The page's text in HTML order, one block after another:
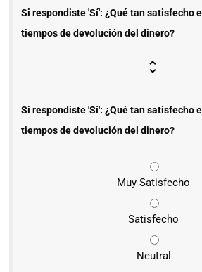
Si respondiste 'Sí': ¿Qué tan satisfecho
tiempos de devolución del dinero?
Si respondiste 'Sí': ¿Qué tan satisfecho
tiempos de devolución del dinero?
Muy Satisfecho
Satisfecho
Neutral